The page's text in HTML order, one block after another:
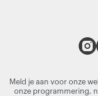
Meld je aan voor onze
onze programmering,